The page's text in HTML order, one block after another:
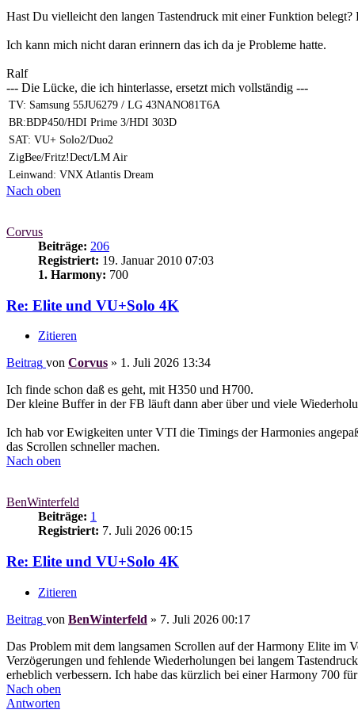
Hast Du vielleicht den langen Tastendruck mit einer Funktion belegt?
Ich kann mich nicht daran erinnern das ich da je Probleme hatte.
Ralf
--- Die Lücke, die ich hinterlasse, ersetzt mich vollständig ---
TV: Samsung 55JU6279 / LG 43NANO81T6A
BR:BDP450/HDI Prime 3/HDI 303D
SAT: VU+ Solo2/Duo2
ZigBee/Fritz!Dect/LM Air
Leinwand: VNX Atlantis Dream
Nach oben
Corvus
Beiträge: 206
Registriert: 19. Januar 2010 07:03
1. Harmony: 700
Re: Elite und VU+Solo 4K
Zitieren
Beitrag von Corvus » 1. Juli 2026 13:34
Ich finde schon daß es geht, mit H350 und H700.
Der kleine Buffer in der FB läuft dann aber über und viele
Ich hab vor Ewigkeiten unter VTI die Timings der Harmonies
das Scrollen schneller machen.
Nach oben
BenWinterfeld
Beiträge: 1
Registriert: 7. Juli 2026 00:15
Re: Elite und VU+Solo 4K
Zitieren
Beitrag von BenWinterfeld » 7. Juli 2026 00:17
Das Problem mit dem langsamen Scrollen auf der Harmony Elite
Verzögerungen und fehlende Wiederholungen bei langem
erheblich verbessern. Ich habe das kürzlich bei einer Harmony 700
Nach oben
Antworten